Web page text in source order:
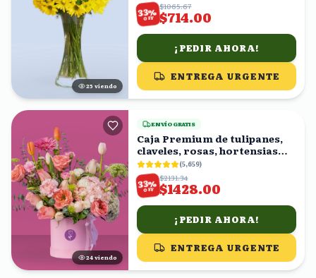
25 viendo
33%
OFF
$1065.67
$714.00
¡PEDIR AHORA!
ENTREGA URGENTE
23 viendo
ENVÍO GRATIS
Caja Premium de tulipanes,
claveles, rosas, hortensias
rositas (5,659)
33%
OFF
$2131.34
$1428.00
¡PEDIR AHORA!
ENTREGA URGENTE